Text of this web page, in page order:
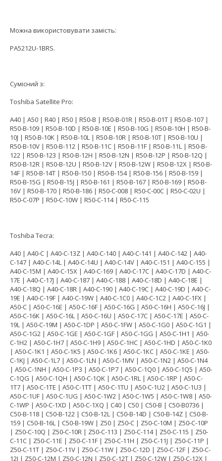
Можна використовувати замість:
PA5212U-1BRS.
Сумісний з:
Toshiba Satellite Pro:
A40 | A50 | R40 | R50 | R50-B | R50-B-01R | R50-B-01T | R50-B-107 |
R50-B-109 | R50-B-10D | R50-B-10E | R50-B-10G | R50-B-10H | R50-B-
10J | R50-B-10K | R50-B-10L | R50-B-10R | R50-B-10T | R50-B-10U |
R50-B-10V | R50-B-112 | R50-B-11C | R50-B-11F | R50-B-11L | R50-B-
122 | R50-B-123 | R50-B-12H | R50-B-12N | R50-B-12P | R50-B-12Q |
R50-B-12R | R50-B-12U | R50-B-12V | R50-B-12W | R50-B-12X | R50-B-
14F | R50-B-14T | R50-B-150 | R50-B-154 | R50-B-156 | R50-B-159 |
R50-B-15G | R50-B-15J | R50-B-161 | R50-B-167 | R50-B-169 | R50-B-
16V | R50-B-170 | R50-B-186 | R50-C-008 | R50-C-00C | R50-C-02U |
R50-C-07P | R50-C-10W | R50-C-114 | R50-C-115
Toshiba Tecra:
A40 | A40-C | A40-C-13Z | A40-C-140 | A40-C-141 | A40-C-142 | A40-
C-147 | A40-C-14L | A40-C-14U | A40-C-14V | A40-C-151 | A40-C-155 |
A40-C-15M | A40-C-15X | A40-C-169 | A40-C-17C | A40-C-17D | A40-C-
17E | A40-C-17J | A40-C-187 | A40-C-188 | A40-C-18D | A40-C-18E |
A40-C-18Q | A40-C-18R | A40-C-190 | A40-C-19C | A40-C-19D | A40-C-
19E | A40-C-19F | A40-C-19W | A40-C-1C0 | A40-C-1C2 | A40-C-1FX |
A50-C | A50-C-16E | A50-C-16F | A50-C-16G | A50-C-16H | A50-C-16J |
A50-C-16K | A50-C-16L | A50-C-16U | A50-C-17C | A50-C-17E | A50-C-
19L | A50-C-19M | A50-C-1DP | A50-C-1FW | A50-C-1G0 | A50-C-1G1 |
A50-C-1G2 | A50-C-1GE | A50-C-1GF | A50-C-1GG | A50-C-1H1 | A50-
C-1H2 | A50-C-1H7 | A50-C-1H9 | A50-C-1HC | A50-C-1HD | A50-C-1K0
| A50-C-1K1 | A50-C-1K5 | A50-C-1K6 | A50-C-1KC | A50-C-1KE | A50-
C-1KJ | A50-C-1L7 | A50-C-1LN | A50-C-1MV | A50-C-1N2 | A50-C-1N4
| A50-C-1NH | A50-C-1P3 | A50-C-1P7 | A50-C-1Q0 | A50-C-1Q5 | A50-
C-1QG | A50-C-1QH | A50-C-1QK | A50-C-1RL | A50-C-1RP | A50-C-
1T7 | A50-C-1TE | A50-C-1TT | A50-C-1TU | A50-C-1U2 | A50-C-1U3 |
A50-C-1UF | A50-C-1UG | A50-C-1W2 | A50-C-1W5 | A50-C-1W8 | A50-
C-1WP | A50-C-1XD | A50-C-1XQ | C40 | C50 | C50-B | C50-B0736 |
C50-B-118 | C50-B-122 | C50-B-12L | C50-B-14D | C50-B-14Z | C50-B-
159 | C50-B-16L | C50-B-19W | Z50 | Z50-C | Z50-C-10M | Z50-C-10P
| Z50-C-10Q | Z50-C-10R | Z50-C-113 | Z50-C-114 | Z50-C-115 | Z50-
C-11C | Z50-C-11E | Z50-C-11F | Z50-C-11H | Z50-C-11J | Z50-C-11P |
Z50-C-11T | Z50-C-11V | Z50-C-11W | Z50-C-12D | Z50-C-12F | Z50-C-
12J | Z50-C-12M | Z50-C-12N | Z50-C-12T | Z50-C-12W | Z50-C-12X |